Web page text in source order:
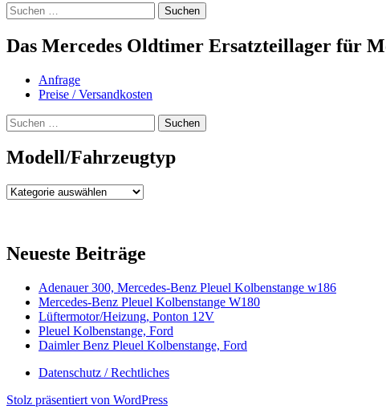
Suchen
nach:
Das Mercedes Oldtimer Ersatzteillager für
Anfrage
Preise / Versandkosten
Suchen
nach:
Modell/Fahrzeugtyp
Modell/Fahrzeugtyp
Neueste Beiträge
Adenauer 300, Mercedes-Benz Pleuel Kolbenstange w186
Mercedes-Benz Pleuel Kolbenstange W180
Lüftermotor/Heizung, Ponton 12V
Pleuel Kolbenstange, Ford
Daimler Benz Pleuel Kolbenstange, Ford
Datenschutz / Rechtliches
Stolz präsentiert von WordPress